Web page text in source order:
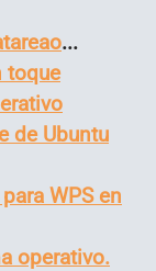
...
toque
de Ubuntu
WPS en
operativo.